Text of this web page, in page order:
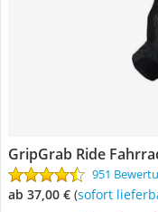
GripGrab Ride
951
ab 37,00 € ( Sofort